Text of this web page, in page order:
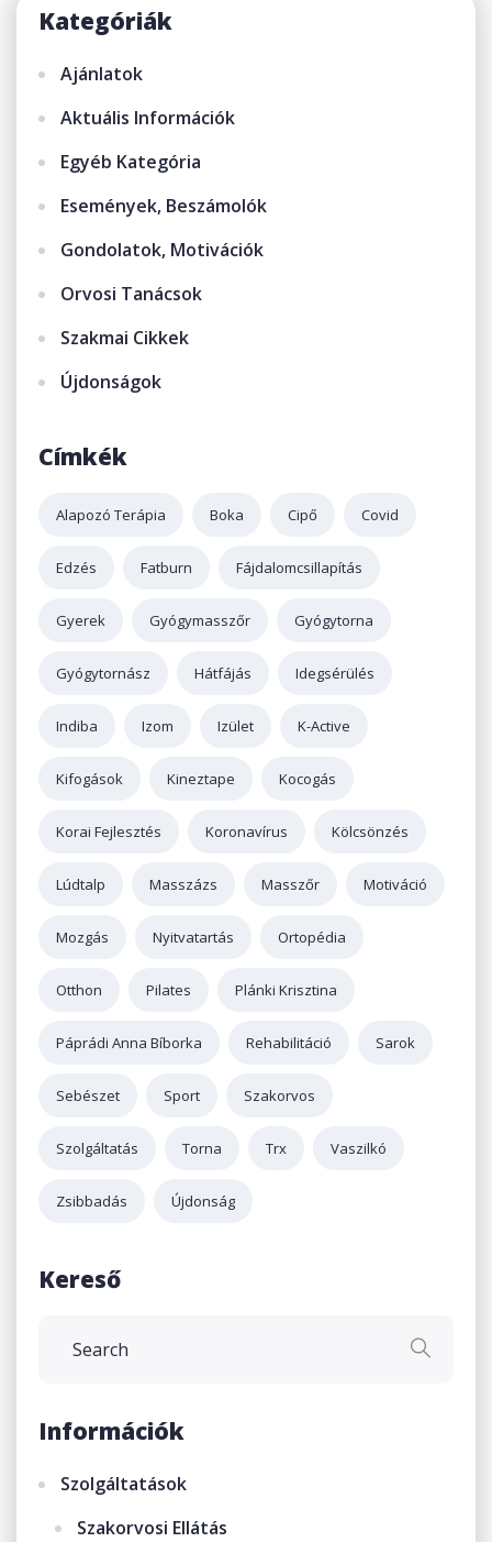
Kategóriák
Ajánlatok
Aktuális Információk
Egyéb Kategória
Események, Beszámolók
Gondolatok, Motivációk
Orvosi Tanácsok
Szakmai Cikkek
Újdonságok
Címkék
Alapozó Terápia Boka Cipő Covid
Edzés Fatburn Fájdalomcsillapítás
Gyerek Gyógymasszőr Gyógytorna
Gyógytornász Hátfájás Idegsérülés
Indiba Izom Izület K-Active
Kifogások Kineztape Kocogás
Korai Fejlesztés Koronavírus Kölcsönzés
Lúdtalp Masszázs Masszőr Motiváció
Mozgás Nyitvatartás Ortopédia
Otthon Pilates Plánki Krisztina
Páprádi Anna Bíborka Rehabilitáció Sarok
Sebészet Sport Szakorvos
Szolgáltatás Torna Trx Vaszilkó
Zsibbadás Újdonság
Kereső
Információk
Szolgáltatások
Szakorvosi Ellátás